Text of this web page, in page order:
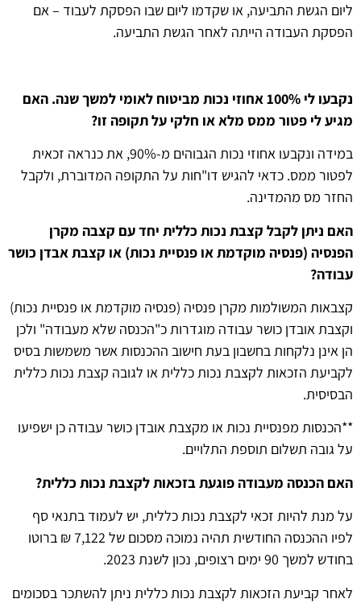
ליום הגשת התביעה, או שקדמו ליום שבו הפסקת לעבוד – אם
הפסקת העבודה הייתה לאחר הגשת התביעה.
נקבעו לי 100% אחוזי נכות מביטוח לאומי למשך שנה. האם
מגיע לי פטור ממס מלא או חלקי על תקופה זו?
במידה ונקבעו אחוזי נכות הגבוהים מ-90%, את כנראה זכאית
לפטור ממס. כדאי להגיש דו"חות על התקופה המדוברת, ולקבל
החזר מס מהמדינה.
האם ניתן לקבל קצבת נכות כללית יחד עם קצבה מקרן
הפנסיה (פנסיה מוקדמת או פנסיית נכות) או קצבת אבדן כושר
עבודה?
קצבאות המשולמות מקרן פנסיה (פנסיה מוקדמת או פנסיית נכות)
וקצבת אובדן כושר עבודה מוגדרות כ"הכנסה שלא מעבודה" ולכן
הן אינן נלקחות בחשבון בעת חישוב ההכנסות אשר משמשות בסיס
לקביעת הזכאות לקצבת נכות כללית או לגובה קצבת נכות כללית
הבסיסית.
**הכנסות מפנסיית נכות או מקצבת אובדן כושר עבודה כן ישפיעו
על גובה תשלום תוספת התלויים.
האם הכנסה מעבודה פוגעת בזכאות לקצבת נכות כללית?
על מנת להיות זכאי לקצבת נכות כללית, יש לעמוד בתנאי סף
לפיו ההכנסה החודשית תהיה נמוכה מסכום של 7,122 ₪ ברוטו
בחודש למשך 90 ימים רצופים, נכון לשנת 2023.
לאחר קביעת הזכאות לקצבת נכות כללית ניתן להשתכר בסכומים